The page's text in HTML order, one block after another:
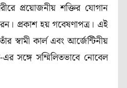
প্রয়োজনীয় শক্তির যোগান
প্রকাশ হয় গবেষণাপত্র। এই
তাঁর স্বামী কার্ল এবং আর্জেন্টিনীয়
এর সঙ্গে সম্মিলিতভাবে নোবেল